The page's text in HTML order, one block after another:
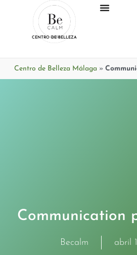
CENTRO DE BELLEZA
Centro de Belleza Málaga »
Communication
Becalm abril